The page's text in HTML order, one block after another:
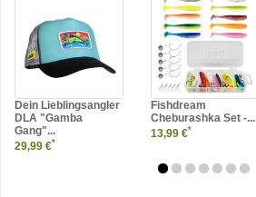
Dein Lieblingsangler
DLA "Gamba
Gang"...
29,99 €*
Fishdream
Cheburashka Set -...
13,99 €*